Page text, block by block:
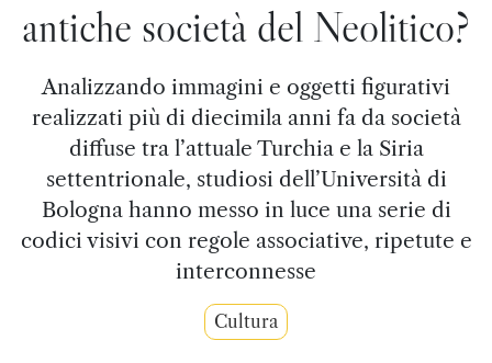
antiche società del Neolitico?
Analizzando immagini e oggetti figurativi
realizzati più di diecimila anni fa da società
diffuse tra l’attuale Turchia e la Siria
settentrionale, studiosi dell’Università di
Bologna hanno messo in luce una serie di
codici visivi con regole associative, ripetute e
interconnesse
Cultura